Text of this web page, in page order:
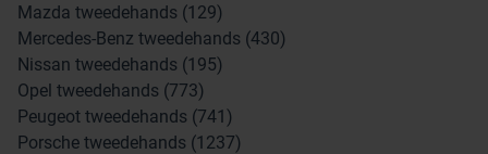
Mazda tweedehands (129)
Mercedes-Benz tweedehands (430)
Nissan tweedehands (195)
Opel tweedehands (773)
Peugeot tweedehands (741)
Porsche tweedehands (1237)